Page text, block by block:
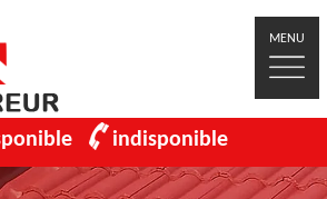
MENU
indisponible